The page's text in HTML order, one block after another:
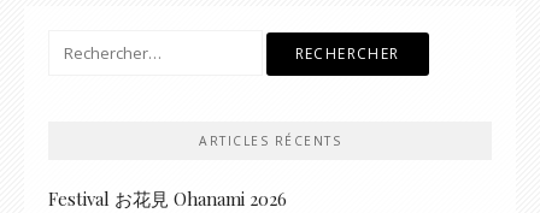
Rechercher :
ARTICLES RÉCENTS
Festival お花見 Ohanami 2026